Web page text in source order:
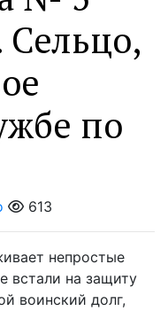
Сельцо,
по
613
непростые
встали на защиту
воинский долг,